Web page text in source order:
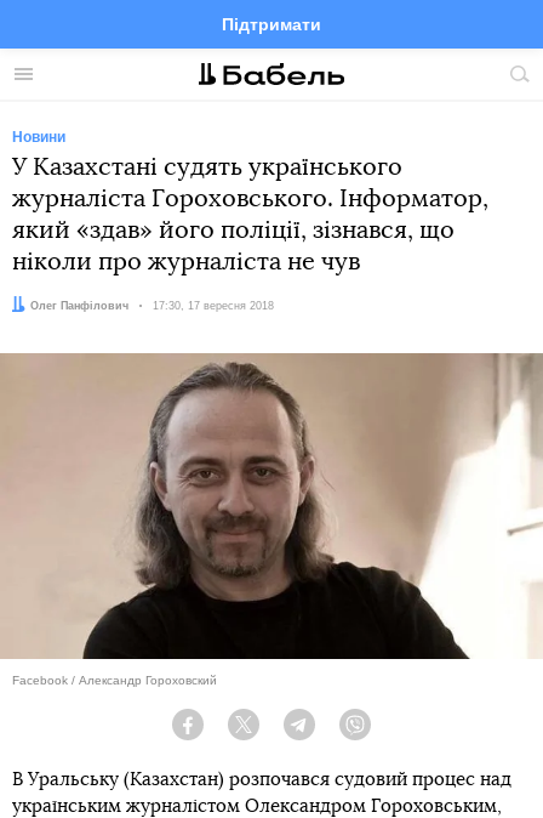
Меню
Підтримати
FacebookTelegramTwitter
Новини
У Казахстані судять українського
журналіста Гороховського. Інформатор,
який «здав» його поліції, зізнався, що
ніколи про журналіста не чув
Автор:
Олег Панфілович Дата:
17:30, 17 вересня 2018
Facebook / Александр Гороховский
Facebook Twitter Telegram
В Уральську (Казахстан) розпочався судовий процес над
українським журналістом Олександром Гороховським,